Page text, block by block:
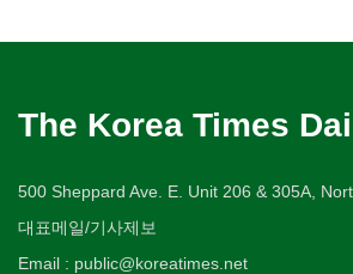
The Korea Times
500 Sheppard Ave. E. Unit 206 & 305A,
대표메일/기사제보
Email : public@koreatimes.net